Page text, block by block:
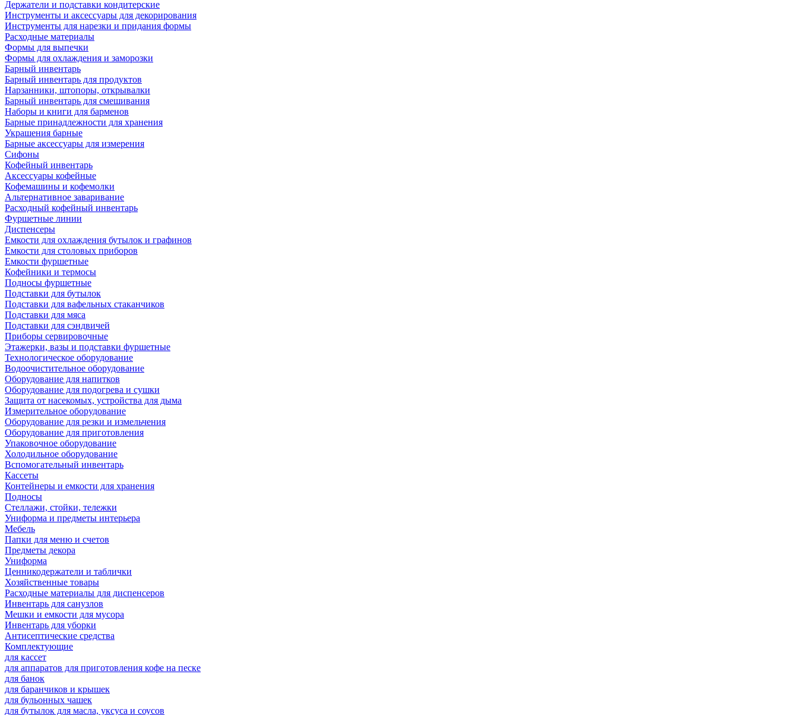
Держатели и подставки кондитерские
Инструменты и аксессуары для декорирования
Инструменты для нарезки и придания формы
Расходные материалы
Формы для выпечки
Формы для охлаждения и заморозки
Барный инвентарь
Барный инвентарь для продуктов
Нарзанники, штопоры, открывалки
Барный инвентарь для смешивания
Наборы и книги для барменов
Барные принадлежности для хранения
Украшения барные
Барные аксессуары для измерения
Сифоны
Кофейный инвентарь
Аксессуары кофейные
Кофемашины и кофемолки
Альтернативное заваривание
Расходный кофейный инвентарь
Фуршетные линии
Диспенсеры
Емкости для охлаждения бутылок и графинов
Емкости для столовых приборов
Емкости фуршетные
Кофейники и термосы
Подносы фуршетные
Подставки для бутылок
Подставки для вафельных стаканчиков
Подставки для мяса
Подставки для сэндвичей
Приборы сервировочные
Этажерки, вазы и подставки фуршетные
Технологическое оборудование
Водоочистительное оборудование
Оборудование для напитков
Оборудование для подогрева и сушки
Защита от насекомых, устройства для дыма
Измерительное оборудование
Оборудование для резки и измельчения
Оборудование для приготовления
Упаковочное оборудование
Холодильное оборудование
Вспомогательный инвентарь
Кассеты
Контейнеры и емкости для хранения
Подносы
Стеллажи, стойки, тележки
Униформа и предметы интерьера
Мебель
Папки для меню и счетов
Предметы декора
Униформа
Ценникодержатели и таблички
Хозяйственные товары
Расходные материалы для диспенсеров
Инвентарь для санузлов
Мешки и емкости для мусора
Инвентарь для уборки
Антисептические средства
Комплектующие
для кассет
для аппаратов для приготовления кофе на песке
для банок
для баранчиков и крышек
для бульонных чашек
для бутылок для масла, уксуса и соусов